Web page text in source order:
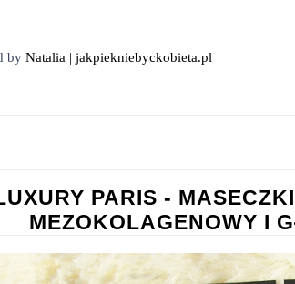
by Natalia | jakpiekniebyckobieta.pl
PARIS -
MEZOKOLAGENOWY I